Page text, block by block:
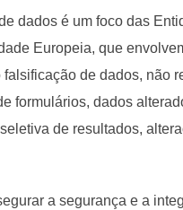
dados é um foco das
Europeia, que
de dados, não
formulários, dados
de resultados,
a segurança e a